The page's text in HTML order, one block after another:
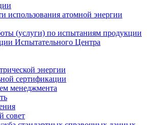
использования атомной энергии
(услуги) по испытаниям продукции
Испытательного Центра
энергии
сертификации
менеджмента
совет